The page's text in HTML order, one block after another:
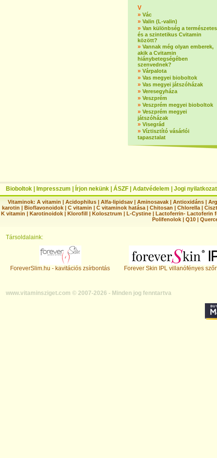
V
» Vác
» Valin (L-valin)
» Van különbség a természetes
és a szintetikus Cvitamin
között?
» Vannak még olyan emberek,
akik a Cvitamin
hiánybetegségében
szenvednek?
» Várpalota
» Vas megyei bioboltok
» Vas megyei játszóházak
» Veresegyháza
» Veszprém
» Veszprém megyei bioboltok
» Veszprém megyei
játszóházak
» Visegrád
» Víztisztító vásárlói
tapasztalat
Bioboltok Impresszum Írjon nekünk ÁSZF Adatvédelem Jogi nyilatkozat
Vitaminok: A vitamin |Acidophilus |Alfa-lipidsav |Aminosavak |Antioxidáns |
karotin | Bioflavonoidok | C vitamin | C vitaminok hatása | Chitosan | Chlorella |
K vitamin | Karotinoidok | Klorofill | Kolosztrum | L-Cystine | Lactoferrin- Lactoferin
Polifenolok |Q10 |
Társoldalaink:
ForeverSlim.hu - kavitációs zsírbontás Forever Skin IPL villanófényes
www.vitaminsziget.com © 2007-2026 - Minden jog fenntartva